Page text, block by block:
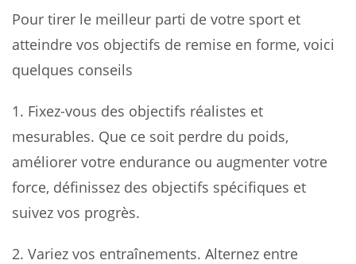
Pour tirer le meilleur parti de votre sport et
atteindre vos objectifs de remise en forme, voici
quelques conseils
1. Fixez-vous des objectifs réalistes et
mesurables. Que ce soit perdre du poids,
améliorer votre endurance ou augmenter votre
force, définissez des objectifs spécifiques et
suivez vos progrès.
2. Variez vos entraînements. Alternez entre